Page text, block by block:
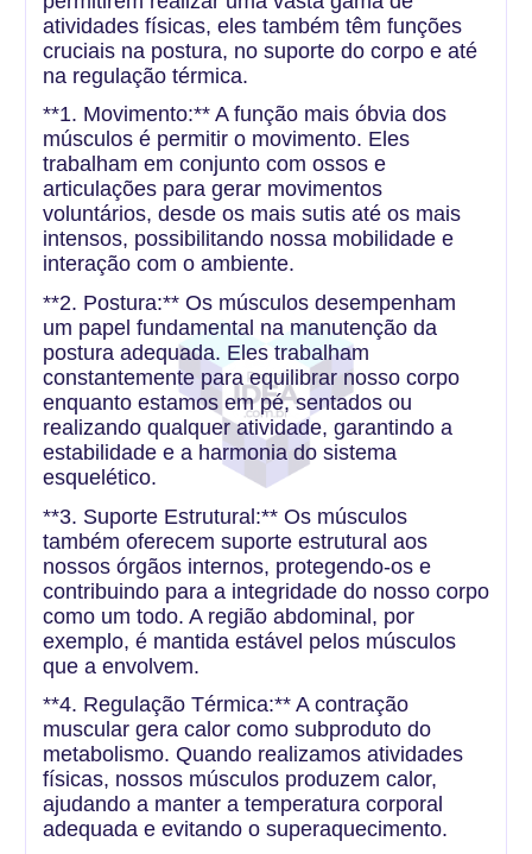
atividades físicas, eles também têm funções
cruciais na postura, no suporte do corpo e até
na regulação térmica.
**1. Movimento:** A função mais óbvia dos
músculos é permitir o movimento. Eles
trabalham em conjunto com ossos e
articulações para gerar movimentos
voluntários, desde os mais sutis até os mais
intensos, possibilitando nossa mobilidade e
interação com o ambiente.
**2. Postura:** Os músculos desempenham
um papel fundamental na manutenção da
postura adequada. Eles trabalham
constantemente para equilibrar nosso corpo
enquanto estamos em pé, sentados ou
realizando qualquer atividade, garantindo a
estabilidade e a harmonia do sistema
esquelético.
**3. Suporte Estrutural:** Os músculos
também oferecem suporte estrutural aos
nossos órgãos internos, protegendo-os e
contribuindo para a integridade do nosso corpo
como um todo. A região abdominal, por
exemplo, é mantida estável pelos músculos
que a envolvem.
**4. Regulação Térmica:** A contração
muscular gera calor como subproduto do
metabolismo. Quando realizamos atividades
físicas, nossos músculos produzem calor,
ajudando a manter a temperatura corporal
adequada e evitando o superaquecimento.